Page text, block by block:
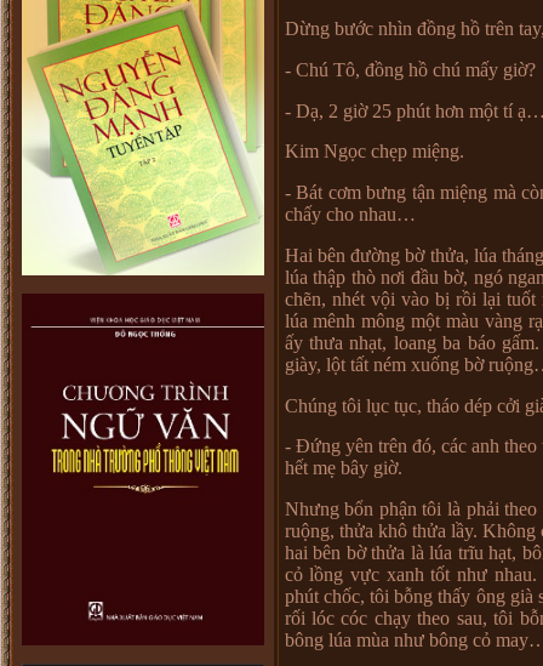
Dừng bước nhìn đồng hồtrên
- Chú Tô, đồng hồchú mấy giờ?
- Dạ, 2 giờ25 phút hơn một tí ạ
Kim Ngọc chẹp miệng.
- Bát cơm bưng tận miệng mà
chấy cho nhau…
Hai bên đường bờthửa, lúa
lúa thập thò nơi đầu bờ, ngó
chẽn, nhét vội vào bị rồi lại tuốt
lúa mênh mông một màu vàng rạ
ấy thưa nhạt, loang ba báo gấ
giày, lột tất ném xuống bờruộng
Chúng tôi lục tục, tháo dép cởi
- Đứng yên trên đó, các anh
hết mẹbây giờ.
Nhưng bổn phận tôi là phải theo
ruộng, thửa khô thửa lầy. Không
hai bên bờthửa là lúa trĩu hạt,
cỏlồng vực xanh tốt như
phút chốc, tôi bỗng thấy ông già
rối lóc cóc chạy theo sau, tôi bỗ
bông lúa mùa nhưbông cỏmay